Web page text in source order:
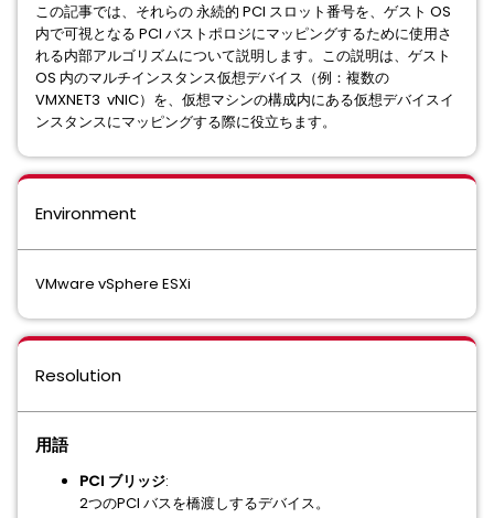
この記事では、それらの 永続的 PCI スロット番号を、ゲスト OS
内で可視となる PCI バストポロジにマッピングするために使用さ
れる内部アルゴリズムについて説明します。この説明は、ゲスト
OS 内のマルチインスタンス仮想デバイス（例：複数の
VMXNET3 vNIC）を、仮想マシンの構成内にある仮想デバイスイ
ンスタンスにマッピングする際に役立ちます。
Environment
VMware vSphere ESXi
Resolution
用語
PCI ブリッジ:
2つのPCI バスを橋渡しするデバイス。